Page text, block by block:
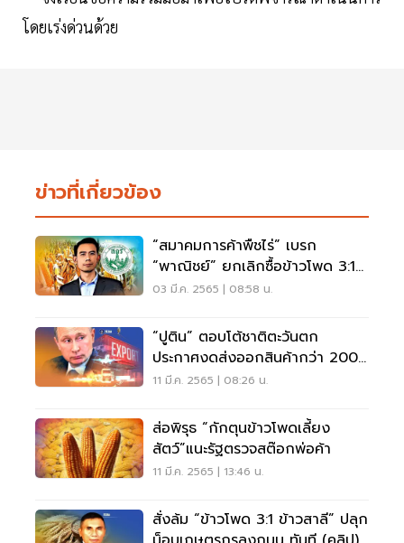
โดยเร่งด่วนด้วย
ข่าวที่เกี่ยวข้อง
“สมาคมการค้าพืชไร่” เบรก
“พาณิชย์” ยกเลิกซื้อข้าวโพด 3:1
นำเข้าข้าวสาลี
03 มี.ค. 2565 | 08:58 น.
“ปูติน” ตอบโต้ชาติตะวันตก
ประกาศงดส่งออกสินค้ากว่า 200
รายการ ถึงสิ้นปี 2566
11 มี.ค. 2565 | 08:26 น.
ส่อพิรุธ “กักตุนข้าวโพดเลี้ยง
สัตว์”แนะรัฐตรวจสต๊อกพ่อค้า
11 มี.ค. 2565 | 13:46 น.
สั่งล้ม “ข้าวโพด 3:1 ข้าวสาลี” ปลุก